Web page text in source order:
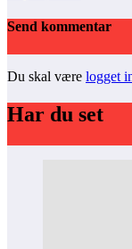
Send kommentar
Du skal være logget
Har du set